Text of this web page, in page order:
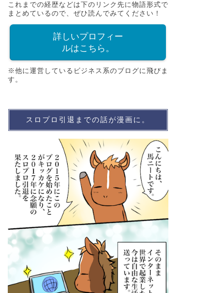
これまでの経歴などは下のリンク先に物語形式で
まとめているので、ぜひ読んでみてください！
詳しいプロフィー
ルはこちら。
※他に運営しているビジネス系のブログに飛びま
す。
スロプロ引退までの話が漫画に。